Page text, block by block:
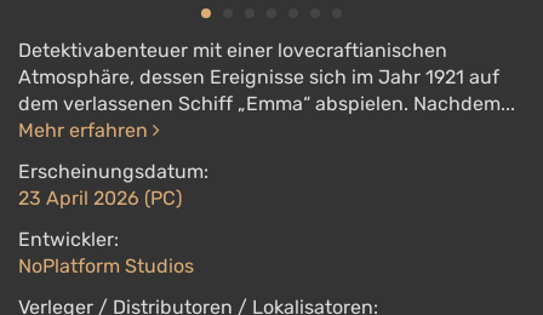
Detektivabenteuer mit einer lovecraftianischen
Atmosphäre, dessen Ereignisse sich im Jahr 1921 auf
dem verlassenen Schiff „Emma“ abspielen. Nachdem...
Mehr erfahren
Erscheinungsdatum:
23 April 2026 (PC)
Entwickler:
NoPlatform Studios
Verleger / Distributoren / Lokalisatoren: